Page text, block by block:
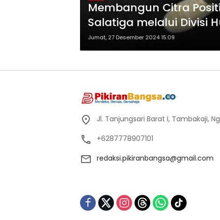
⁠Membangun Citra
Salatiga melalui Divisi
Jumat, 27 Desember 2024 15:09
Jl. Tanjungsari Barat I, Tambakaji,
+6287778907101
redaksi.pikiranbangsa@gmail.com